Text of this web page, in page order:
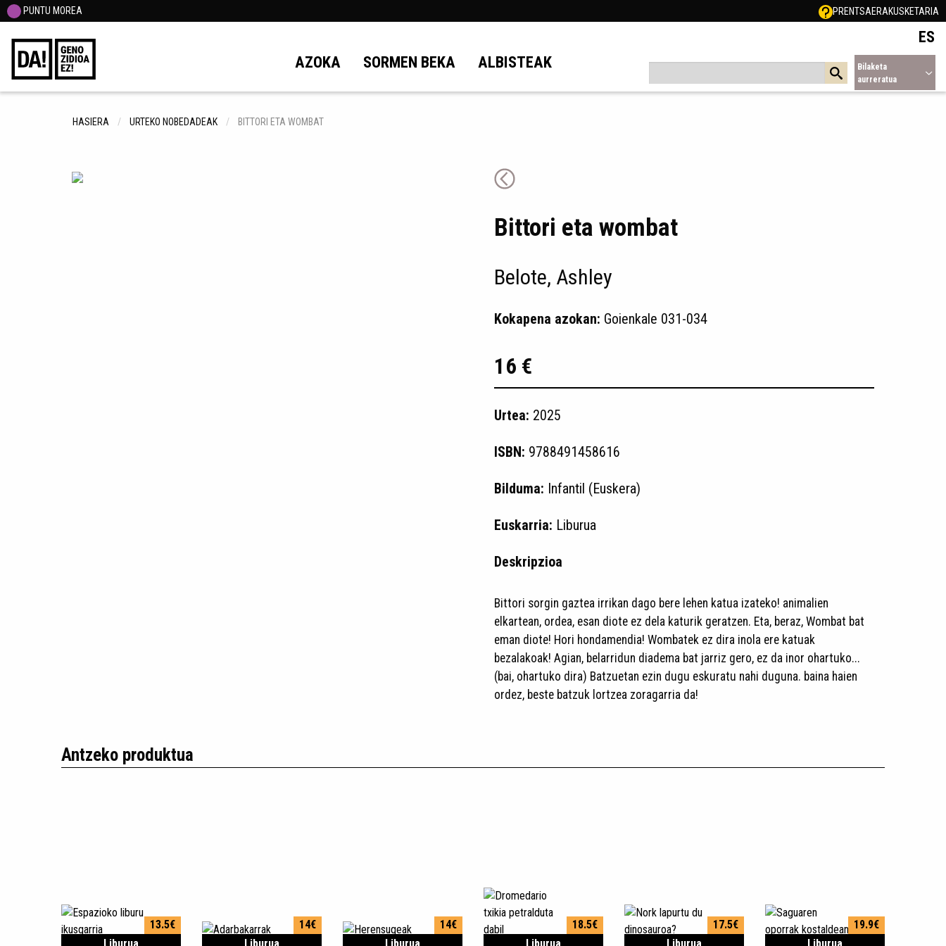
PUNTU MOREA PRENTSAERAKUSKETARIA
AZOKA SORMEN BEKA ALBISTEAK
ES
Bilaketa
aurreratua
HASIERA URTEKO NOBEDADEAK BITTORI ETA WOMBAT
Bittori eta wombat
Belote, Ashley
Kokapena azokan: Goienkale 031-034
16 €
Urtea: 2025
ISBN: 9788491458616
Bilduma: Infantil (Euskera)
Euskarria: Liburua
Deskripzioa
Bittori sorgin gaztea irrikan dago bere lehen katua izateko! animalien
elkartean, ordea, esan diote ez dela katurik geratzen. Eta, beraz, Wombat bat
eman diote! Hori hondamendia! Wombatek ez dira inola ere katuak
bezalakoak! Agian, belarridun diadema bat jarriz gero, ez da inor ohartuko...
(bai, ohartuko dira) Batzuetan ezin dugu eskuratu nahi duguna. baina haien
ordez, beste batzuk lortzea zoragarria da!
Antzeko produktua
13.5€ 14€ 14€ 18.5€ 17.5€ 19.9€